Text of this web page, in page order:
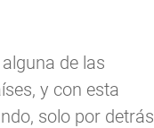
de las
y con esta
solo por detrás